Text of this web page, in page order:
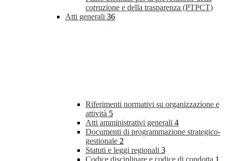
corruzione e della trasparenza (PTPCT)
Atti generali 36
Riferimenti normativi su organizzazione e
attività 5
Atti amministrativi generali 4
Documenti di programmazione strategico-
gestionale 2
Statuti e leggi regionali 3